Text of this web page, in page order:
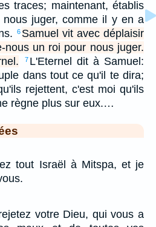
traces; maintenant, établis
juger, comme il y en a
6 Samuel vit avec déplaisir
nous un roi pour nous juger.
7 L'Eternel dit à Samuel:
dans tout ce qu'il te dira;
rejettent, c'est moi qu'ils
règne plus sur eux.…
tout Israël à Mitspa, et je
votre Dieu, qui vous a